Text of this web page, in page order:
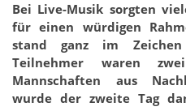
Bei Live-Musik sorgten
für einen würdigen
stand ganz im Zeichen
Teilnehmer waren
Mannschaften aus
wurde der zweite Tag